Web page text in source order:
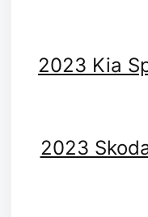
2023 Kia
2023